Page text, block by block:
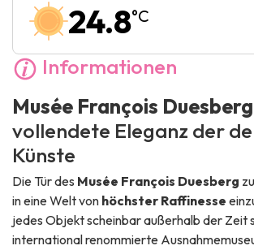
Sonntag :15:00- 18:00
24.8°C
Informationen
Musée François Duesberg
vollendete Eleganz der
Künste
Die Tür des Musée François Duesberg
in eine Welt von höchster Raffinesse
jedes Objekt scheinbar außerhalb der Zeit
international renommierte